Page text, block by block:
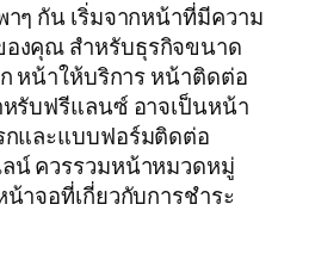
ๆ กัน เริ่มจากหน้าที่มีความ
งคุณ สำหรับธุรกิจขนาด
หน้าให้บริการ หน้าติดต่อ
รับฟรีแลนซ์ อาจเป็นหน้า
และแบบฟอร์มติดต่อ
น์ ควรรวมหน้าหมวดหมู่
าจอที่เกี่ยวกับการชำระ